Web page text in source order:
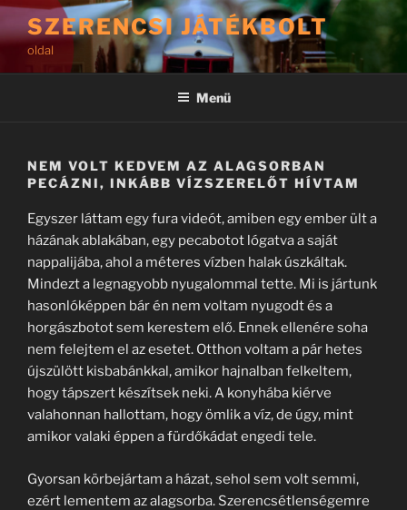
Tartalomhoz
SZERENCSI JÁTÉKBOLT
oldal
Menü
NEM VOLT KEDVEM AZ ALAGSORBAN
PECÁZNI, INKÁBB VÍZSZERELŐT HÍVTAM
Egyszer láttam egy fura videót, amiben egy ember ült a
házának ablakában, egy pecabotot lógatva a saját
nappalijába, ahol a méteres vízben halak úszkáltak.
Mindezt a legnagyobb nyugalommal tette. Mi is jártunk
hasonlóképpen bár én nem voltam nyugodt és a
horgászbotot sem kerestem elő. Ennek ellenére soha
nem felejtem el az esetet. Otthon voltam a pár hetes
újszülött kisbabánkkal, amikor hajnalban felkeltem,
hogy tápszert készítsek neki. A konyhába kiérve
valahonnan hallottam, hogy ömlik a víz, de úgy, mint
amikor valaki éppen a fürdőkádat engedi tele.
Gyorsan körbejártam a házat, sehol sem volt semmi,
ezért lementem az alagsorba. Szerencsétlenségemre